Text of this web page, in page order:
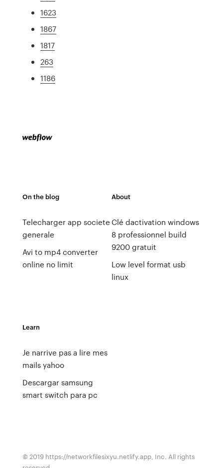
1623
1867
1817
263
1186
On the blog
Telecharger app societe
generale
Avi to mp4 converter
online no limit
About
Clé dactivation windows
8 professionnel build
9200 gratuit
Low level format usb
linux
Learn
Je narrive pas a lire mes
mails yahoo
Descargar samsung
smart switch para pc
© 2019 https://networkfilesixyu.netlify.app, Inc. All rights